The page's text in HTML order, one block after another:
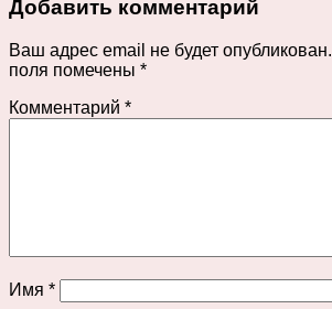
Добавить комментарий
Ваш адрес email не будет опубликован.
поля помечены *
Комментарий *
Имя *